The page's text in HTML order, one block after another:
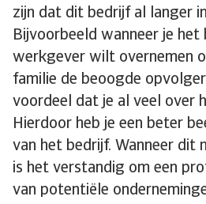
zijn dat dit bedrijf al langer
Bijvoorbeeld wanneer je het
werkgever wilt overnemen
familie de beoogde
voordeel dat je al veel over
Hierdoor heb je een beter
van het bedrijf. Wanneer dit
is het verstandig om een
van potentiële